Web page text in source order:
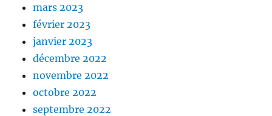
mars 2023
février 2023
janvier 2023
décembre 2022
novembre 2022
octobre 2022
septembre 2022